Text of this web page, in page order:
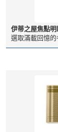
伊蒂之屋焦點
選取滿載回憶